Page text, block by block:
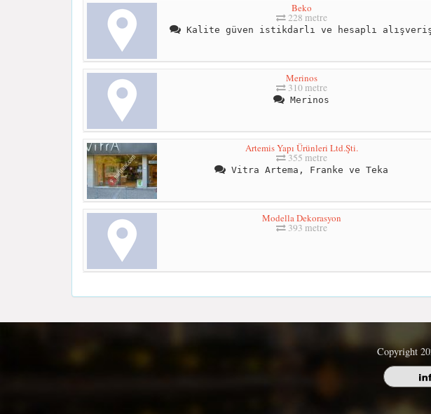
Beko
228 metre
Kalite güven istikdarlı ve hesaplı
Merinos
310 metre
Merinos
Artemis Yapı Ürünleri Ltd.Şti.
355 metre
Vitra Artema, Franke ve Teka
Modella Dekorasyon
393 metre
Copyright